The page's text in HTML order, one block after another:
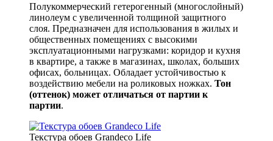
Полукоммерческий гетерогенный (многослойный)
линолеум с увеличенной толщиной защитного
слоя. Предназначен для использования в жилых и
общественных помещениях с высокими
эксплуатационными нагрузками: коридор и кухня
в квартире, а также в магазинах, школах, больших
офисах, больницах. Обладает устойчивостью к
воздействию мебели на роликовых ножках. Тон
(оттенок) может отличаться от партии к
партии.
Текстура обоев Grandeco Life